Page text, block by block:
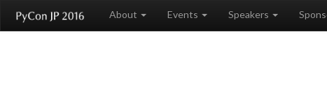
About Events Speakers